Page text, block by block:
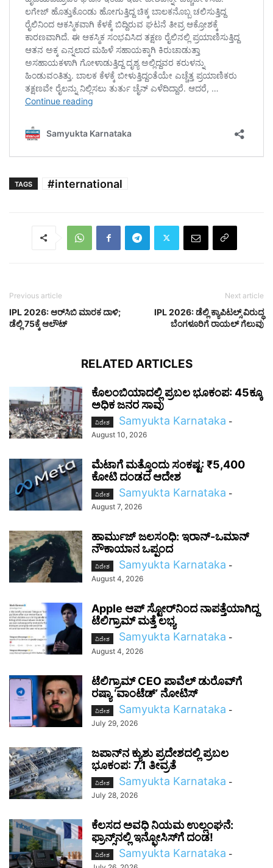
TAGS #international
Previous article
IPL 2026: ಆರ್‌ಸಿಬಿ ಮಾರಕ ದಾಳಿ;
ಡೆಲ್ಲಿ 75ಕ್ಕೆ ಆಲೌಟ್
Next article
IPL 2026: ಡೆಲ್ಲಿ ಕ್ಯಾಪಿಟಲ್ಸ್‌ ವಿರುದ್ಧ
ಬೆಂಗಳೂರಿಗೆ ರಾಯಲ್‌ ಗೆಲುವು
RELATED ARTICLES
ಕೊಲಂಬಿಯಾದಲ್ಲಿ ಪ್ರಬಲ ಭೂಕಂಪ: 45ಕ್ಕೂ
ಅಧಿಕ ಜನರ ಸಾವು
ವಿದೇಶ Samyukta Karnataka -
August 10, 2026
ಮೆಟಾಗೆ ಮತ್ತೊಂದು ಸಂಕಷ್ಟ: ₹5,400
ಕೋಟಿ ದಂಡದ ಆದೇಶ
ವಿದೇಶ Samyukta Karnataka -
August 7, 2026
ಹಾರ್ಮುಜ್ ಜಲಸಂಧಿ: ಇರಾನ್-ಒಮಾನ್
ನೌಕಾಯಾನ ಒಪ್ಪಂದ
ವಿದೇಶ Samyukta Karnataka -
August 4, 2026
Apple ಆಪ್ ಸ್ಟೋರ್‌ನಿಂದ ನಾಪತ್ತೆಯಾಗಿದ್ದ
ಟೆಲಿಗ್ರಾಮ್ ಮತ್ತೆ ಲಭ್ಯ
ವಿದೇಶ Samyukta Karnataka -
August 4, 2026
ಟೆಲಿಗ್ರಾಮ್ CEO ಪಾವೆಲ್ ಡುರೊವ್‌ಗೆ
ರಷ್ಯಾ ‘ವಾಂಟೆಡ್’ ನೋಟಿಸ್
ವಿದೇಶ Samyukta Karnataka -
July 29, 2026
ಜಪಾನ್‌ನ ಕ್ಯುಶು ಪ್ರದೇಶದಲ್ಲಿ ಪ್ರಬಲ
ಭೂಕಂಪ: 7.1 ತೀವ್ರತೆ
ವಿದೇಶ Samyukta Karnataka -
July 28, 2026
ಕೆಲಸದ ಅವಧಿ ನಿಯಮ ಉಲ್ಲಂಘನೆ:
ಫ್ರಾನ್ಸ್‌ನಲ್ಲಿ ಇನ್ಫೋಸಿಸ್‌ಗೆ ದಂಡ!
ವಿದೇಶ Samyukta Karnataka -